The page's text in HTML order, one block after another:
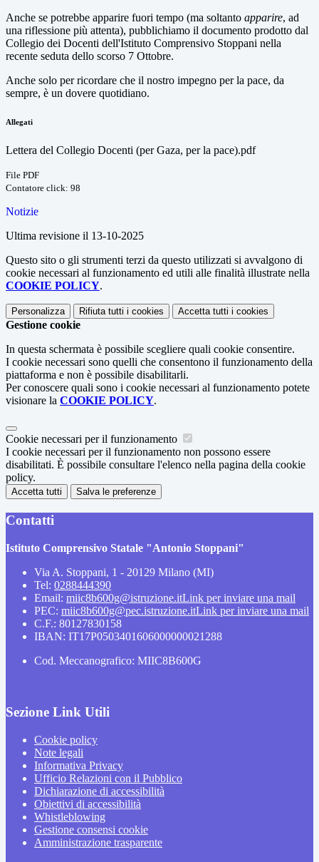
Anche se potrebbe apparire fuori tempo (ma soltanto apparire, ad
una riflessione più attenta), pubblichiamo il documento prodotto dal
Collegio dei Docenti dell'Istituto Comprensivo Stoppani nella
recente seduta dello scorso 7 Ottobre.
Anche solo per ricordare che il nostro impegno per la pace, da
sempre, è un dovere quotidiano.
Allegati
Lettera del Collegio Docenti (per Gaza, per la pace).pdf
File PDF
Contatore click: 98
Notizie
Ultima revisione il 13-10-2025
Questo sito o gli strumenti terzi da questo utilizzati si avvalgono di
cookie necessari al funzionamento ed utili alle finalità illustrate nella
COOKIE POLICY.
Personalizza Rifiuta tutti i cookies Accetta tutti i cookies
Gestione cookie
In questa schermata è possibile scegliere quali cookie consentire.
I cookie necessari sono quelli che consentono il funzionamento della
piattaforma e non è possibile disabilitarli.
Per conoscere quali sono i cookie necessari al funzionamento potete
visionare la COOKIE POLICY.
Cookie necessari per il funzionamento
I cookie necessari per il funzionamento non possono essere
disabilitati. È possibile consultare l'elenco nella pagina della cookie
policy.
Accetta tutti Salva le preferenze
Contatti
Istituto Comprensivo Statale "Antonio Stoppani"
Via A. Stoppani, 1 - 20129 Milano (MI)
Tel: 0288444390
Email: miic8b600g@istruzione.itLink per inviare una mail
PEC: miic8b600g@pec.istruzione.itLink per inviare una mail
C.F.: 80127830158
IBAN: IT17P0503401606000000021288
Cod. Meccanografico: MIIC8B600G
Sezione Link Utili
Cookie policy
Note legali
Informativa Privacy
Ufficio Relazioni con il Pubblico
Dichiarazione di accessibilità
Obiettivi di accessibilità
Whistleblowing
Gestione consensi cookie
Amministrazione trasparente